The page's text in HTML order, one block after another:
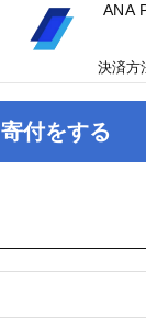
寄付をする
ANA
決済方